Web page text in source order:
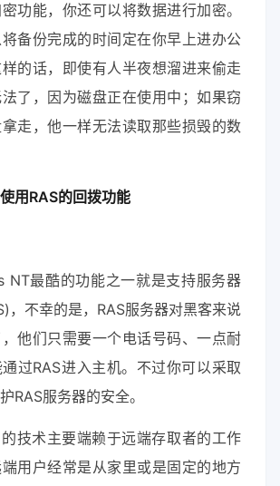
功能，你还可以将数据进行加密。
备份完成的时间定在你早上进办公
的话，即使有人半夜想溜进来偷走
了，因为磁盘正在使用中；如果窃
走，他一样无法读取那些损毁的数
用RAS的回拨功能
NT最酷的功能之一就是支持服务器
，不幸的是，RAS服务器对黑客来说
他们只需要一个电话号码、一点耐
过RAS进入主机。不过你可以采取
RAS服务器的安全。
技术主要端赖于远端存取者的工作
用户经常是从家里或是固定的地方